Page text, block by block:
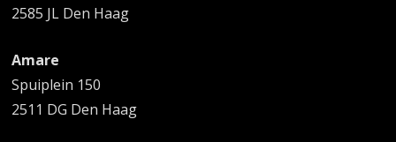
2585 JL Den Haag
Amare
Spuiplein 150
2511 DG Den Haag